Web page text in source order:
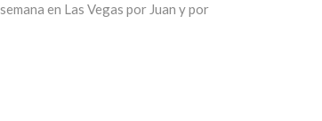
en Las Vegas por Juan y por